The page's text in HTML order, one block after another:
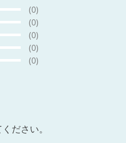
(0)
(0)
(0)
(0)
(0)
ださい。